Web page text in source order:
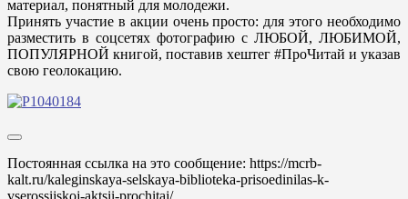
материал, понятный для молодежи.
Принять участие в акции очень просто: для этого необходимо
разместить в соцсетях фотографию с ЛЮБОЙ, ЛЮБИМОЙ,
ПОПУЛЯРНОЙ книгой, поставив хештег #ПроЧитай и указав
свою геолокацию.
Постоянная ссылка на это сообщение: https://mcrb-
kalt.ru/kaleginskaya-selskaya-biblioteka-prisoedinilas-k-
vserossijskoj-aktsii-prochitaj/